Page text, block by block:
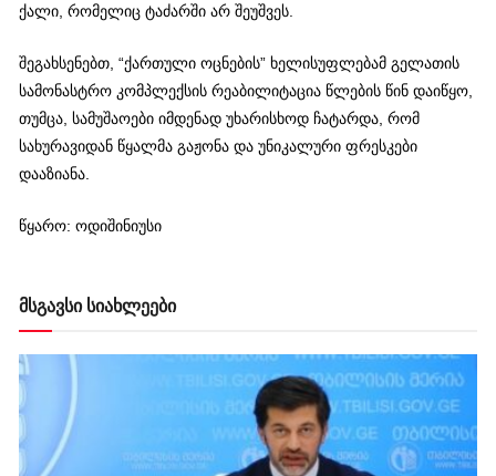
ქალი, რომელიც ტაძარში არ შეუშვეს.
შეგახსენებთ, “ქართული ოცნების” ხელისუფლებამ გელათის
სამონასტრო კომპლექსის რეაბილიტაცია წლების წინ დაიწყო,
თუმცა, სამუშაოები იმდენად უხარისხოდ ჩატარდა, რომ
სახურავიდან წყალმა გაჟონა და უნიკალური ფრესკები
დააზიანა.
წყარო: ოდიშინიუსი
მსგავსი სიახლეები